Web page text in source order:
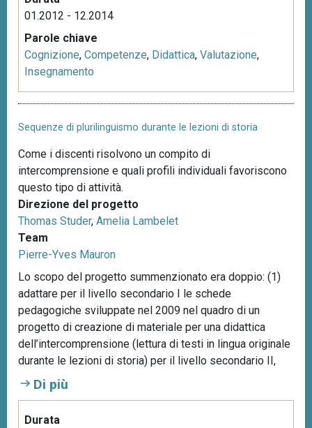
01.2012 - 12.2014
Parole chiave
Cognizione, Competenze, Didattica, Valutazione,
Insegnamento
Sequenze di plurilinguismo durante le lezioni di storia
Come i discenti risolvono un compito di
intercomprensione e quali profili individuali favoriscono
questo tipo di attività.
Direzione del progetto
Thomas Studer, Amelia Lambelet
Team
Pierre-Yves Mauron
Lo scopo del progetto summenzionato era doppio: (1)
adattare per il livello secondario I le schede
pedagogiche sviluppate nel 2009 nel quadro di un
progetto di creazione di materiale per una didattica
dell’intercomprensione (lettura di testi in lingua originale
durante le lezioni di storia) per il livello secondario II,
Di più
Durata